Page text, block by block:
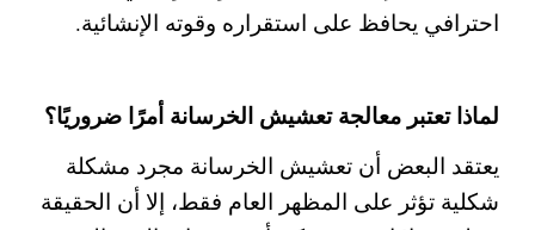
احترافي يحافظ على استقراره وقوته الإنشائية.
لماذا تعتبر معالجة تعشيش الخرسانة أمرًا ضروريًا؟
يعتقد البعض أن تعشيش الخرسانة مجرد مشكلة
شكلية تؤثر على المظهر العام فقط، إلا أن الحقيقة